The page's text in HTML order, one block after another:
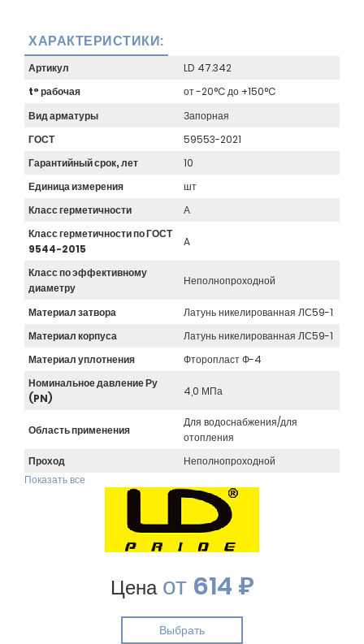
ХАРАКТЕРИСТИКИ:
Артикул
LD 47.342
t° рабочая
от -20°C до +150°C
Вид арматуры
Запорная
ГОСТ
59553-2021
Гарантийный срок, лет
10
Единица измерения
шт
Класс герметичности
А
Класс герметичности по ГОСТ
9544-2015
A
Класс по эффективному
диаметру
Неполнопроходной
Материал затвора
Латунь никелированная ЛС59-1
Материал корпуса
Латунь никелированная ЛС59-1
Материал уплотнения
Фторопласт Ф-4
Номинальное давление Ру
(PN)
4,0 МПа
Область применения
Для водоснабжения/для
отопления
Проход
Неполнопроходной
Показать все
Ценаот 614 ₽
Выбрать